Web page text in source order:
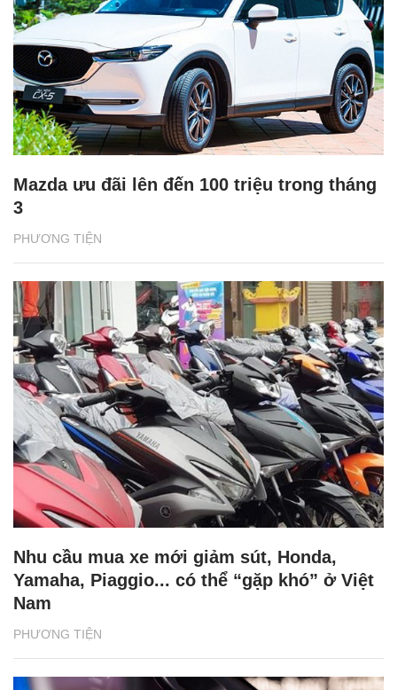
PHƯƠNG TIỆN
Mazda ưu đãi lên đến 100 triệu trong tháng
3
PHƯƠNG TIỆN
Nhu cầu mua xe mới giảm sút, Honda,
Yamaha, Piaggio... có thể “gặp khó” ở Việt
Nam